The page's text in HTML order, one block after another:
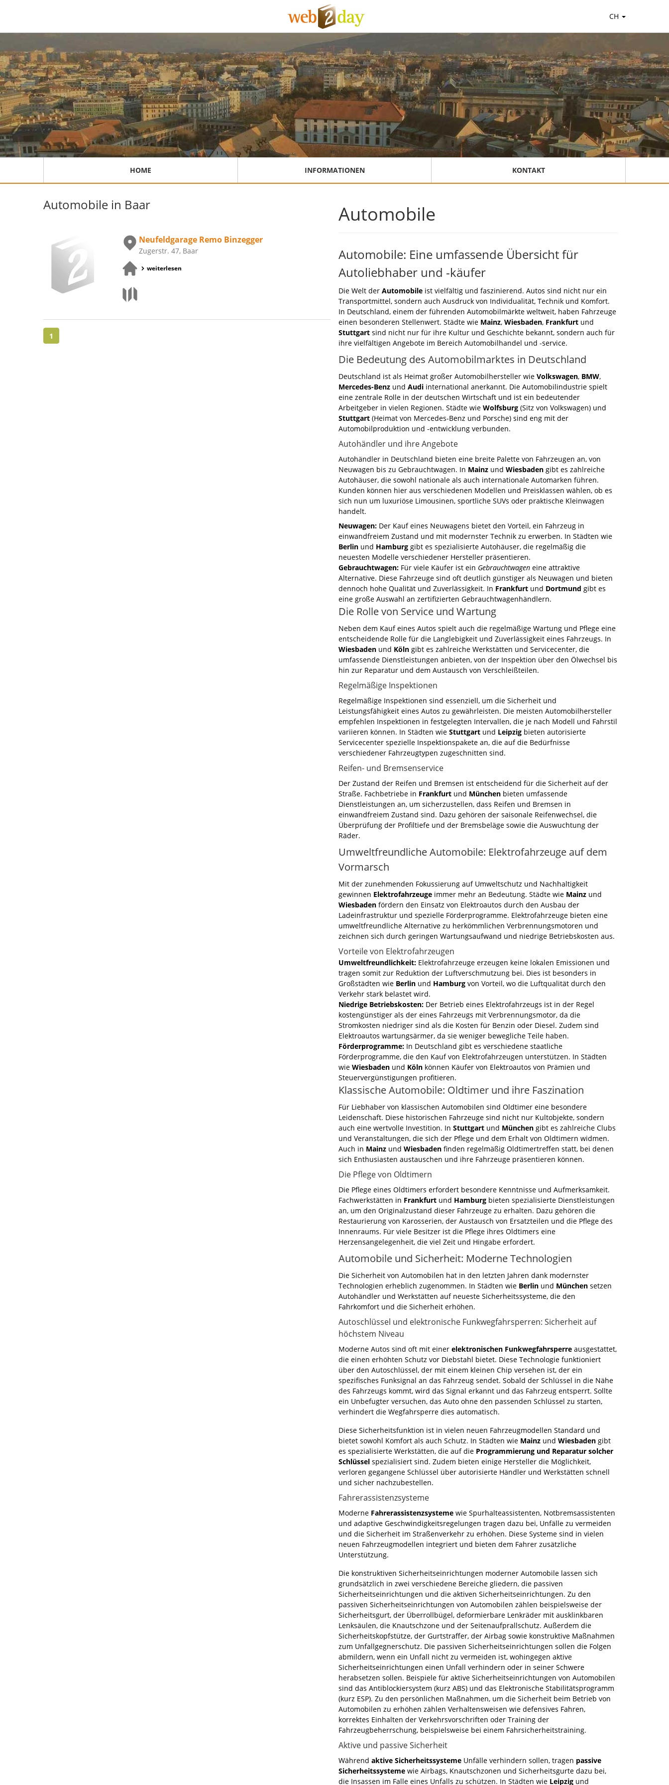
CH
HOME INFORMATIONEN KONTAKT
Automobile in Baar
Neufeldgarage Remo Binzegger
Zugerstr. 47, Baar
weiterlesen
1
Automobile
Automobile: Eine umfassende Übersicht für
Autoliebhaber und -käufer
Die Welt der Automobile ist vielfältig und faszinierend. Autos sind nicht nur ein
Transportmittel, sondern auch Ausdruck von Individualität, Technik und Komfort.
In Deutschland, einem der führenden Automobilmärkte weltweit, haben Fahrzeuge
einen besonderen Stellenwert. Städte wie Mainz, Wiesbaden, Frankfurt und
Stuttgart sind nicht nur für ihre Kultur und Geschichte bekannt, sondern auch für
ihre vielfältigen Angebote im Bereich Automobilhandel und -service.
Die Bedeutung des Automobilmarktes in Deutschland
Deutschland ist als Heimat großer Automobilhersteller wie Volkswagen, BMW,
Mercedes-Benz und Audi international anerkannt. Die Automobilindustrie spielt
eine zentrale Rolle in der deutschen Wirtschaft und ist ein bedeutender
Arbeitgeber in vielen Regionen. Städte wie Wolfsburg (Sitz von Volkswagen) und
Stuttgart (Heimat von Mercedes-Benz und Porsche) sind eng mit der
Automobilproduktion und -entwicklung verbunden.
Autohändler und ihre Angebote
Autohändler in Deutschland bieten eine breite Palette von Fahrzeugen an, von
Neuwagen bis zu Gebrauchtwagen. In Mainz und Wiesbaden gibt es zahlreiche
Autohäuser, die sowohl nationale als auch internationale Automarken führen.
Kunden können hier aus verschiedenen Modellen und Preisklassen wählen, ob es
sich nun um luxuriöse Limousinen, sportliche SUVs oder praktische Kleinwagen
handelt.
Neuwagen: Der Kauf eines Neuwagens bietet den Vorteil, ein Fahrzeug in
einwandfreiem Zustand und mit modernster Technik zu erwerben. In Städten wie
Berlin und Hamburg gibt es spezialisierte Autohäuser, die regelmäßig die
neuesten Modelle verschiedener Hersteller präsentieren.
Gebrauchtwagen: Für viele Käufer ist ein Gebrauchtwagen eine attraktive
Alternative. Diese Fahrzeuge sind oft deutlich günstiger als Neuwagen und bieten
dennoch hohe Qualität und Zuverlässigkeit. In Frankfurt und Dortmund gibt es
eine große Auswahl an zertifizierten Gebrauchtwagenhändlern.
Die Rolle von Service und Wartung
Neben dem Kauf eines Autos spielt auch die regelmäßige Wartung und Pflege eine
entscheidende Rolle für die Langlebigkeit und Zuverlässigkeit eines Fahrzeugs. In
Wiesbaden und Köln gibt es zahlreiche Werkstätten und Servicecenter, die
umfassende Dienstleistungen anbieten, von der Inspektion über den Ölwechsel bis
hin zur Reparatur und dem Austausch von Verschleißteilen.
Regelmäßige Inspektionen
Regelmäßige Inspektionen sind essenziell, um die Sicherheit und
Leistungsfähigkeit eines Autos zu gewährleisten. Die meisten Automobilhersteller
empfehlen Inspektionen in festgelegten Intervallen, die je nach Modell und Fahrstil
variieren können. In Städten wie Stuttgart und Leipzig bieten autorisierte
Servicecenter spezielle Inspektionspakete an, die auf die Bedürfnisse
verschiedener Fahrzeugtypen zugeschnitten sind.
Reifen- und Bremsenservice
Der Zustand der Reifen und Bremsen ist entscheidend für die Sicherheit auf der
Straße. Fachbetriebe in Frankfurt und München bieten umfassende
Dienstleistungen an, um sicherzustellen, dass Reifen und Bremsen in
einwandfreiem Zustand sind. Dazu gehören der saisonale Reifenwechsel, die
Überprüfung der Profiltiefe und der Bremsbeläge sowie die Auswuchtung der
Räder.
Umweltfreundliche Automobile: Elektrofahrzeuge auf dem
Vormarsch
Mit der zunehmenden Fokussierung auf Umweltschutz und Nachhaltigkeit
gewinnen Elektrofahrzeuge immer mehr an Bedeutung. Städte wie Mainz und
Wiesbaden fördern den Einsatz von Elektroautos durch den Ausbau der
Ladeinfrastruktur und spezielle Förderprogramme. Elektrofahrzeuge bieten eine
umweltfreundliche Alternative zu herkömmlichen Verbrennungsmotoren und
zeichnen sich durch geringen Wartungsaufwand und niedrige Betriebskosten aus.
Vorteile von Elektrofahrzeugen
Umweltfreundlichkeit: Elektrofahrzeuge erzeugen keine lokalen Emissionen und
tragen somit zur Reduktion der Luftverschmutzung bei. Dies ist besonders in
Großstädten wie Berlin und Hamburg von Vorteil, wo die Luftqualität durch den
Verkehr stark belastet wird.
Niedrige Betriebskosten: Der Betrieb eines Elektrofahrzeugs ist in der Regel
kostengünstiger als der eines Fahrzeugs mit Verbrennungsmotor, da die
Stromkosten niedriger sind als die Kosten für Benzin oder Diesel. Zudem sind
Elektroautos wartungsärmer, da sie weniger bewegliche Teile haben.
Förderprogramme: In Deutschland gibt es verschiedene staatliche
Förderprogramme, die den Kauf von Elektrofahrzeugen unterstützen. In Städten
wie Wiesbaden und Köln können Käufer von Elektroautos von Prämien und
Steuervergünstigungen profitieren.
Klassische Automobile: Oldtimer und ihre Faszination
Für Liebhaber von klassischen Automobilen sind Oldtimer eine besondere
Leidenschaft. Diese historischen Fahrzeuge sind nicht nur Kultobjekte, sondern
auch eine wertvolle Investition. In Stuttgart und München gibt es zahlreiche Clubs
und Veranstaltungen, die sich der Pflege und dem Erhalt von Oldtimern widmen.
Auch in Mainz und Wiesbaden finden regelmäßig Oldtimertreffen statt, bei denen
sich Enthusiasten austauschen und ihre Fahrzeuge präsentieren können.
Die Pflege von Oldtimern
Die Pflege eines Oldtimers erfordert besondere Kenntnisse und Aufmerksamkeit.
Fachwerkstätten in Frankfurt und Hamburg bieten spezialisierte Dienstleistungen
an, um den Originalzustand dieser Fahrzeuge zu erhalten. Dazu gehören die
Restaurierung von Karosserien, der Austausch von Ersatzteilen und die Pflege des
Innenraums. Für viele Besitzer ist die Pflege ihres Oldtimers eine
Herzensangelegenheit, die viel Zeit und Hingabe erfordert.
Automobile und Sicherheit: Moderne Technologien
Die Sicherheit von Automobilen hat in den letzten Jahren dank modernster
Technologien erheblich zugenommen. In Städten wie Berlin und München setzen
Autohändler und Werkstätten auf neueste Sicherheitssysteme, die den
Fahrkomfort und die Sicherheit erhöhen.
Autoschlüssel und elektronische Funkwegfahrsperren: Sicherheit auf
höchstem Niveau
Moderne Autos sind oft mit einer elektronischen Funkwegfahrsperre ausgestattet,
die einen erhöhten Schutz vor Diebstahl bietet. Diese Technologie funktioniert
über den Autoschlüssel, der mit einem kleinen Chip versehen ist, der ein
spezifisches Funksignal an das Fahrzeug sendet. Sobald der Schlüssel in die Nähe
des Fahrzeugs kommt, wird das Signal erkannt und das Fahrzeug entsperrt. Sollte
ein Unbefugter versuchen, das Auto ohne den passenden Schlüssel zu starten,
verhindert die Wegfahrsperre dies automatisch.
Diese Sicherheitsfunktion ist in vielen neuen Fahrzeugmodellen Standard und
bietet sowohl Komfort als auch Schutz. In Städten wie Mainz und Wiesbaden gibt
es spezialisierte Werkstätten, die auf die Programmierung und Reparatur solcher
Schlüssel spezialisiert sind. Zudem bieten einige Hersteller die Möglichkeit,
verloren gegangene Schlüssel über autorisierte Händler und Werkstätten schnell
und sicher nachzubestellen.
Fahrerassistenzsysteme
Moderne Fahrerassistenzsysteme wie Spurhalteassistenten, Notbremsassistenten
und adaptive Geschwindigkeitsregelungen tragen dazu bei, Unfälle zu vermeiden
und die Sicherheit im Straßenverkehr zu erhöhen. Diese Systeme sind in vielen
neuen Fahrzeugmodellen integriert und bieten dem Fahrer zusätzliche
Unterstützung.
Die konstruktiven Sicherheitseinrichtungen moderner Automobile lassen sich
grundsätzlich in zwei verschiedene Bereiche gliedern, die passiven
Sicherheitseinrichtungen und die aktiven Sicherheitseinrichtungen. Zu den
passiven Sicherheitseinrichtungen von Automobilen zählen beispielsweise der
Sicherheitsgurt, der Überrollbügel, deformierbare Lenkräder mit ausklinkbaren
Lenksäulen, die Knautschzone und der Seitenaufprallschutz. Außerdem die
Sicherheitskopfstütze, der Gurtstraffer, der Airbag sowie konstruktive Maßnahmen
zum Unfallgegnerschutz. Die passiven Sicherheitseinrichtungen sollen die Folgen
abmildern, wenn ein Unfall nicht zu vermeiden ist, wohingegen aktive
Sicherheitseinrichtungen einen Unfall verhindern oder in seiner Schwere
herabsetzen sollen. Beispiele für aktive Sicherheitseinrichtungen von Automobilen
sind das Antiblockiersystem (kurz ABS) und das Elektronische Stabilitätsprogramm
(kurz ESP). Zu den persönlichen Maßnahmen, um die Sicherheit beim Betrieb von
Automobilen zu erhöhen zählen Verhaltensweisen wie defensives Fahren,
korrektes Einhalten der Verkehrsvorschriften oder Training der
Fahrzeugbeherrschung, beispielsweise bei einem Fahrsicherheitstraining.
Aktive und passive Sicherheit
Während aktive Sicherheitssysteme Unfälle verhindern sollen, tragen passive
Sicherheitssysteme wie Airbags, Knautschzonen und Sicherheitsgurte dazu bei,
die Insassen im Falle eines Unfalls zu schützen. In Städten wie Leipzig und